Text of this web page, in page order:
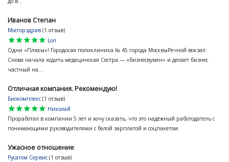
Иванов Степан
Мосгорздрав (1 отзыв)
star
star
star
star
star
Lori
Одни «Плюсы»! Городская поликлиника № 45 города МосквыРечной вокзал:
Снова начала ходить медецинская Сестра — «бизнесвумен» и делает бизнес
частный на...
Отличная компания. Рекомендую!
Биокомплекс (1 отзыв)
star
star
star
star
star
Николай
Проработал в компании 5 лет и хочу сказать, что это надёжный работодатель с
понимающими руководителями с белой зарплатой и соцпакетом.
Ужасное отношение
Русатом Сервис (1 отзыв)